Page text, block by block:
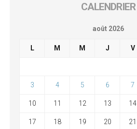
CALENDRIER
août 2026
L M M J V
3 4 5 6 7
10 11 12 13 14
17 18 19 20 21